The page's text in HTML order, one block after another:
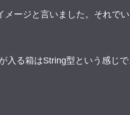
メージと言いました。それで
入る箱はString型という感じ